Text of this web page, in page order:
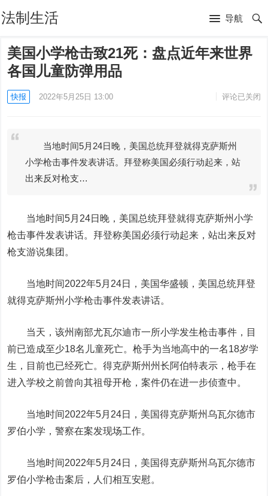
法制生活 导航
美国小学枪击致21死：盘点近年来世界
各国儿童防弹用品
快报 2022年5月25日 13:00 评论已关闭
当地时间5月24日晚，美国总统拜登就得克萨斯州
小学枪击事件发表讲话。拜登称美国必须行动起来，站
出来反对枪支…
当地时间5月24日晚，美国总统拜登就得克萨斯州小学
枪击事件发表讲话。拜登称美国必须行动起来，站出来反对
枪支游说集团。
当地时间2022年5月24日，美国华盛顿，美国总统拜登
就得克萨斯州小学枪击事件发表讲话。
当天，该州南部尤瓦尔迪市一所小学发生枪击事件，目
前已造成至少18名儿童死亡。枪手为当地高中的一名18岁学
生，目前也已经死亡。得克萨斯州州长阿伯特表示，枪手在
进入学校之前曾向其祖母开枪，案件仍在进一步侦查中。
当地时间2022年5月24日，美国得克萨斯州乌瓦尔德市
罗伯小学，警察在案发现场工作。
当地时间2022年5月24日，美国得克萨斯州乌瓦尔德市
罗伯小学枪击案后，人们相互安慰。